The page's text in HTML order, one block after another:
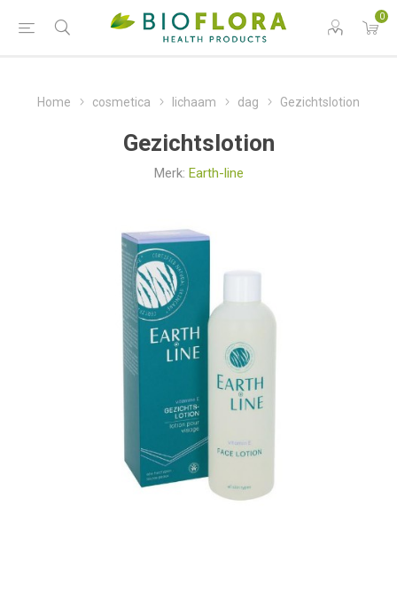
0
Home cosmetica lichaam dag Gezichtslotion
Gezichtslotion
Merk: Earth-line